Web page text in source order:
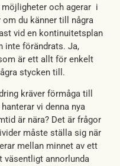
och agerar i
du känner till några
vid en kontinuitetsplan
inte förändrats. Ja,
är ett allt för enkelt
stycken till.
kräver förmåga till
vi denna nya
är nära? Det är frågor
måste ställa sig när
mellan minnet av ett
väsentligt annorlunda